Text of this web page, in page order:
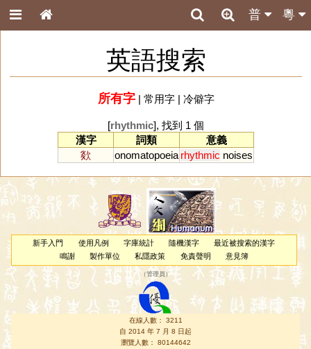
粵
普
英語搜索
所有字| 常用字| 冷僻字
[rhythmic], 找到 1 個
漢字
詞類
意義
欻
onomatopoeia rhythmic noises
新手入門 使用凡例 字庫統計 隨機漢字
最近被搜索的漢字
鳴謝
製作單位 私隱政策 免責聲明 意見簿
（管理員 ）
在線人數： 3211
自 2014 年 7 月 8 日起
瀏覽人數： 80144642